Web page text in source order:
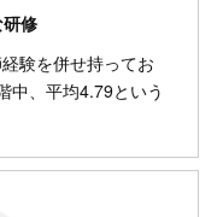
修
験を併せ持ってお
中、平均4.79という